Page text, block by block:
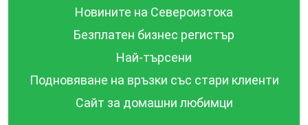
Новините на Североизтока
Безплатен бизнес регистър
Най-търсени
Подновяване на връзки със стари клиенти
Сайт за домашни любимци